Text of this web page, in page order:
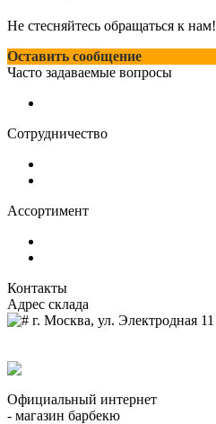
Не стесняйтесь обращаться к нам!
Оставить сообщение
Часто задаваемые вопросы
Сотрудничество
Ассортимент
Контакты
Адрес склада
г. Москва, ул. Электродная 11
Официальный интернет
- магазин барбекю